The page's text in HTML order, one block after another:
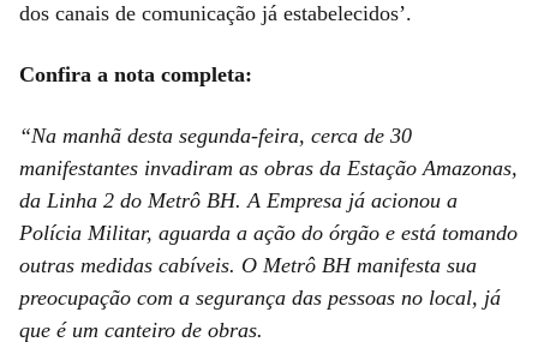
dos canais de comunicação já estabelecidos’.
Confira a nota completa:
“Na manhã desta segunda-feira, cerca de 30
manifestantes invadiram as obras da Estação Amazonas,
da Linha 2 do Metrô BH. A Empresa já acionou a
Polícia Militar, aguarda a ação do órgão e está tomando
outras medidas cabíveis. O Metrô BH manifesta sua
preocupação com a segurança das pessoas no local, já
que é um canteiro de obras.